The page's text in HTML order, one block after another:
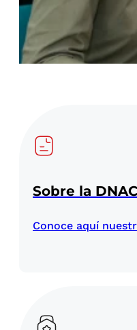
Sobre la
Conoce aquí